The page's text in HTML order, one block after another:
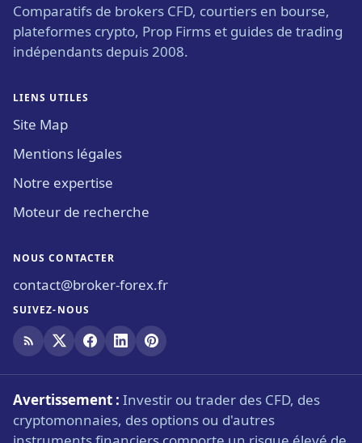
Comparatifs de brokers CFD, courtiers en bourse,
plateformes crypto, Prop Firms et guides de trading
indépendants depuis 2008.
LIENS UTILES
Site Map
Mentions légales
Notre expertise
Moteur de recherche
NOUS CONTACTER
contact@broker-forex.fr
SUIVEZ-NOUS
Avertissement : Investir ou trader des CFD, des
cryptomonnaies, des options ou d'autres